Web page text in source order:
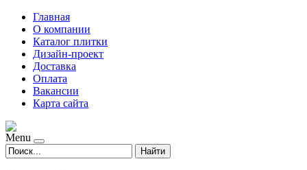
Главная
О компании
Каталог плитки
Дизайн-проект
Доставка
Оплата
Вакансии
Карта сайта
Menu
Найти